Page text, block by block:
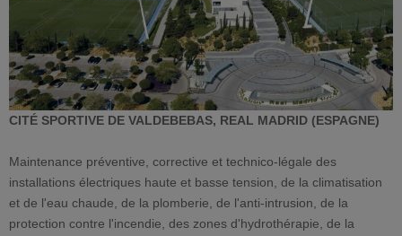
CITÉ SPORTIVE DE VALDEBEBAS, REAL MADRID (ESPAGNE)
Maintenance préventive, corrective et technico-légale des
installations électriques haute et basse tension, de la climatisation
et de l'eau chaude, de la plomberie, de l'anti-intrusion, de la
protection contre l'incendie, des zones d'hydrothérapie, de la